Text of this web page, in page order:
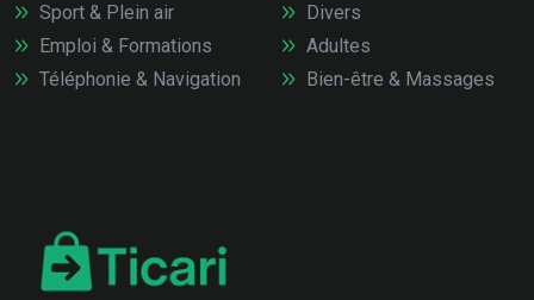
Sport & Plein air
Emploi & Formations
Téléphonie & Navigation
Divers
Adultes
Bien-être & Massages